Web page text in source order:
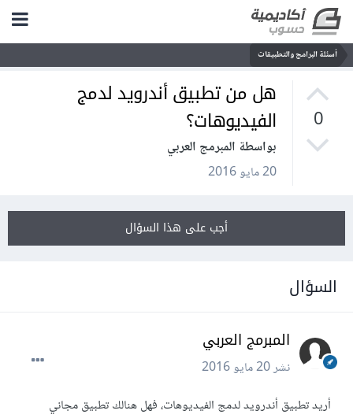
أسئلة البرامج والتطبيقات
0
هل من تطبيق أندرويد لدمج
الفيديوهات؟
بواسطة المبرمج العربي
20 مايو 2016
أجب على هذا السؤال
السؤال
المبرمج العربي
نشر20 مايو 2016
أريد تطبيق أندرويد لدمج الفيديوهات، فهل هنالك تطبيق مجاني